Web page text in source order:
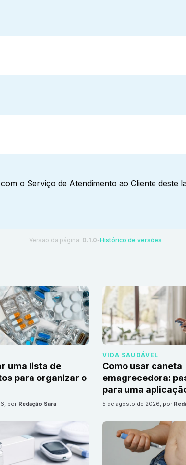
o Serviço de Atendimento ao Cliente deste
Versão da página: 0.1.0 ●Histórico de versões
uma lista de
para organizar o
, por Redação Sara
VIDA SAUDÁVEL
Como usar caneta
emagrecedora:
para uma
5 de agosto de 2026, por